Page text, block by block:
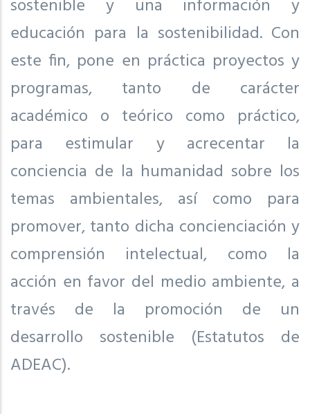
sostenible y una información y
educación para la sostenibilidad. Con
este fin, pone en práctica proyectos y
programas, tanto de carácter
académico o teórico como práctico,
para estimular y acrecentar la
conciencia de la humanidad sobre los
temas ambientales, así como para
promover, tanto dicha concienciación y
comprensión intelectual, como la
acción en favor del medio ambiente, a
través de la promoción de un
desarrollo sostenible (Estatutos de
ADEAC).